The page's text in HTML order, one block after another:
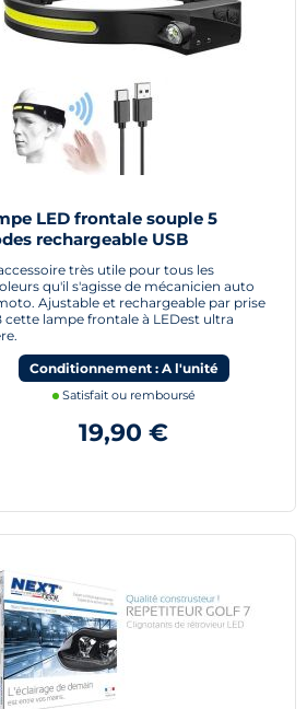
LED frontale souple 5
rechargeable USB
très utile pour tous les
qu'il s'agisse de mécanicien auto
Ajustable et rechargeable par prise
cette lampe frontale à LEDest ultra
Conditionnement : A l'unité
Satisfait ou remboursé
19,90 €